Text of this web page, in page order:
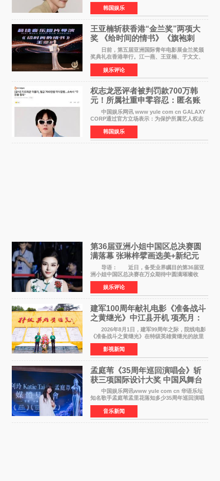
预计将于下半年播出，引发观众高度期待。
本剧改编自同名网络漫画，讲述一位经历意外事
故后获得特殊
韩国娱乐
王亚楠斩获香港“金兰奖”两项大
奖 《给时间的情书》《旗袍刺
客》双双获肯定
日前，第五届亚洲国际青年电影展金兰奖颁
奖典礼在香港举行。江一燕、王亚楠、于文文、
李东学等知名演员出席活动。著名演员、导演王
亚楠凭借音乐故事片《给时间的情书》和院线电
影《旗袍刺客》
娱乐评论
权志龙恶评者被判罚款700万韩
元！所属社重申零容忍：匿名账
号也难逃刑责
中国娱乐网讯 www yule com cn GALAXY
CORP通过官方立场表示：为保护所属艺人权志
龙的名誉和权益，将持续对网络上发生的名誉损
害、散布虚假事实、侮辱、恶意诽谤等行为采取
法律应对措施。
韩国娱乐
第36届亚洲小姐中国区总决赛圆
满落幕 张琳梓擘画选美+新纪元
导语： 近日，备受业界瞩目的第36届亚
洲小姐中国区总决赛在万众期待中圆满璀璨收
官。整场盛典汇聚万千芳华，不仅完成了新一届
美丽代言人的加冕选拔，更在行业发展层面带来
颠覆性突破。活动
娱乐评论
建军100周年献礼电影《准备战斗
之黄继光》中江县开机 项亮月：
以光影为笔，书写英雄赞歌
2026年8月1日，建军99周年之际，院线电影
《准备战斗之黄继光》在特级英雄黄继光的故里
——四川省德阳市中江县黄继光出生地正式开
机。本片出品人、总制片人项亮月主持开机仪
式，&zwnj;特级英雄
影视新闻
孟庭苇《35周年巡回演唱会》斩
获三项国际设计大奖 中国风舞台
美学获全球认可
中国娱乐网讯www yule com cn 华语乐坛
知名歌手孟庭苇孟里花落知多少35周年巡回演唱
会再传喜讯。该演唱会先后荣获美国MUSE
Creative Awards白金奖（Platinum Winner）、
英国London Design
音乐新闻